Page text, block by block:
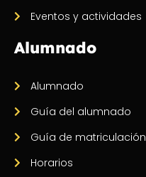
Eventos y actividades
Alumnado
Alumnado
Guía del alumnado
Guía de matriculación
Horarios